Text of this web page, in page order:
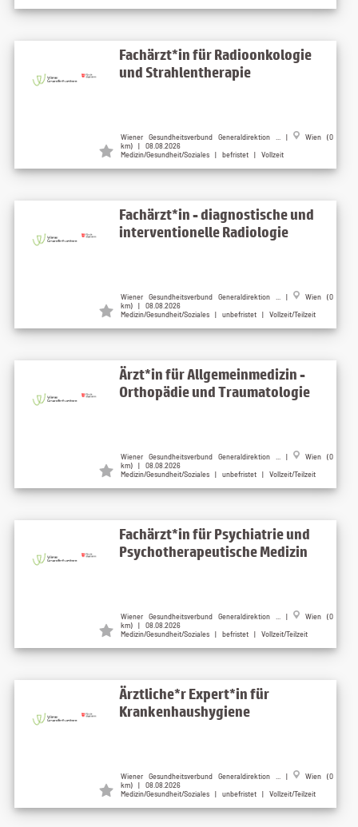
Fachärzt*in für Radioonkologie
und Strahlentherapie
Wiener Gesundheitsverbund Generaldirektion ... |
Wien (0
km) | 08.08.2026
Medizin/Gesundheit/Soziales | befristet | Vollzeit
Fachärzt*in - diagnostische und
interventionelle Radiologie
Wiener Gesundheitsverbund Generaldirektion ... |
Wien (0
km) | 08.08.2026
Medizin/Gesundheit/Soziales | unbefristet | Vollzeit/Teilzeit
Ärzt*in für Allgemeinmedizin -
Orthopädie und Traumatologie
Wiener Gesundheitsverbund Generaldirektion ... |
Wien (0
km) | 08.08.2026
Medizin/Gesundheit/Soziales | unbefristet | Vollzeit/Teilzeit
Fachärzt*in für Psychiatrie und
Psychotherapeutische Medizin
Wiener Gesundheitsverbund Generaldirektion ... |
Wien (0
km) | 08.08.2026
Medizin/Gesundheit/Soziales | befristet | Vollzeit/Teilzeit
Ärztliche*r Expert*in für
Krankenhaushygiene
Wiener Gesundheitsverbund Generaldirektion ... |
Wien (0
km) | 08.08.2026
Medizin/Gesundheit/Soziales | unbefristet | Vollzeit/Teilzeit